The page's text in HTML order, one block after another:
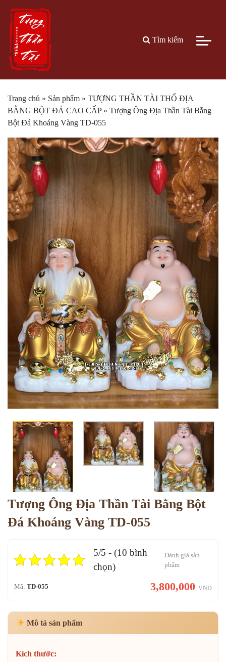
Tìm kiếm
Trang chủ » Sản phẩm » TƯỢNG THẦN TÀI THỔ ĐỊA
BẰNG BỘT ĐÁ CAO CẤP» Tượng Ông Địa Thần Tài Bằng
Bột Đá Khoáng Vàng TD-055
Tượng Ông Địa Thần Tài Bằng Bột
Đá Khoáng Vàng TD-055
5/5 - (10 bình
chọn)
Đánh giá sản
phẩm
Mã: TD-055 3,800,000 VNĐ
Mô tả sản phẩm
Kích thước: